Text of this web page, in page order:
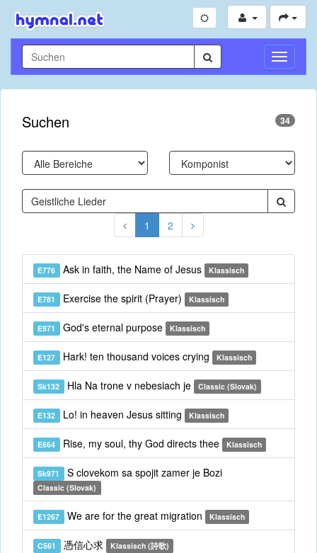
Suchen 34
1 2
E776 Ask in faith, the Name of Jesus Klassisch
E781 Exercise the spirit (Prayer) Klassisch
E971 God's eternal purpose Klassisch
E127 Hark! ten thousand voices crying Klassisch
Sk132 Hla Na trone v nebesiach je Classic (Slovak)
E132 Lo! in heaven Jesus sitting Klassisch
E664 Rise, my soul, thy God directs thee Klassisch
Sk971 S clovekom sa spojit zamer je Bozi
Classic (Slovak)
E1267 We are for the great migration Klassisch
C561 憑信心求 Klassisch (詩歌)